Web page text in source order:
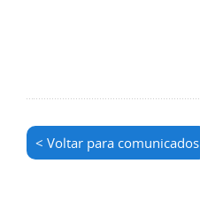
< Voltar para comunicados